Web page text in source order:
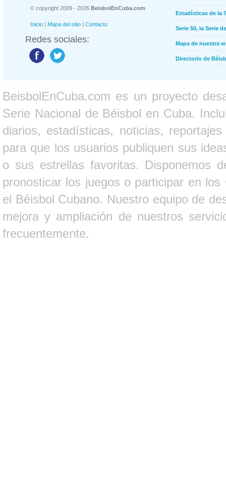
© copyright 2009 - 2026 BeisbolEnCuba.com
Inicio | Mapa del sitio | Contacto
Redes sociales:
Estadísticas de la
Serie 50, la Serie
Mapa de nuestra
Directorio de
BeisbolEnCuba.com es un proyecto
Serie Nacional de Béisbol en Cuba.
diarios, estadísticas, noticias,
para que los usuarios publiquen sus
o sus estrellas favoritas. Disponemos
pronosticar los juegos o participar en
el Béisbol Cubano. Nuestro equipo de
mejora y ampliación de nuestros
frecuentemente.